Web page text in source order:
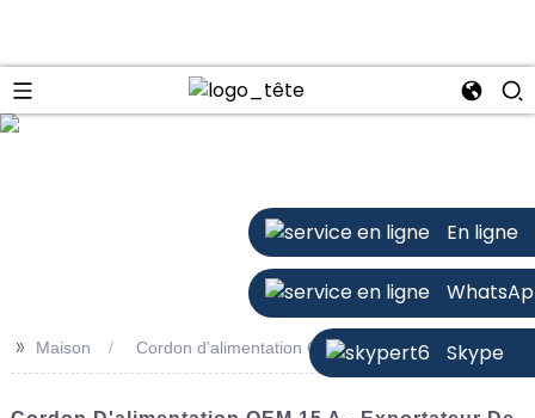
En ligne
Skype
>> Maison Cordon d'alimentation OEM 15 A